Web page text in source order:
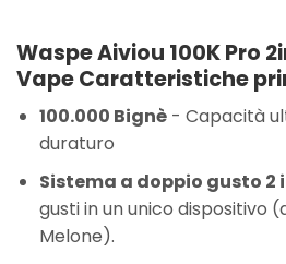
Waspe Aiviou 100K Pro
Vape Caratteristiche
100.000 Bignè- Capacità
duraturo
Sistema a doppio gusto 2
gusti in un unico dispositivo
Melone).